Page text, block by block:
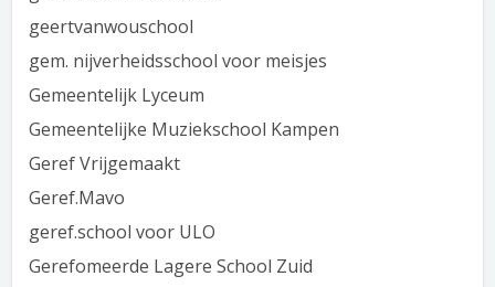
geertvanwouschool
gem. nijverheidsschool voor meisjes
Gemeentelijk Lyceum
Gemeentelijke Muziekschool Kampen
Geref Vrijgemaakt
Geref.Mavo
geref.school voor ULO
Gerefomeerde Lagere School Zuid